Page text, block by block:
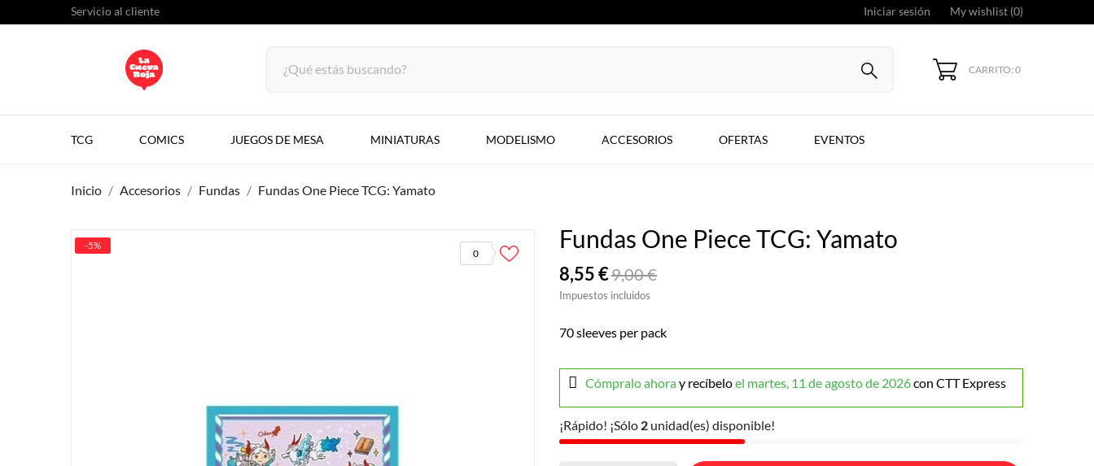
Servicio al cliente Iniciar sesión My wishlist (0)
CARRITO: 0
TCG COMICS JUEGOS DE MESA MINIATURAS MODELISMO ACCESORIOS OFERTAS EVENTOS
Inicio Accesorios Fundas Fundas One Piece TCG: Yamato
0
-5% Fundas One Piece TCG: Yamato
8,55 €9,00 €
Impuestos incluidos
70 sleeves per pack
Cómpralo ahoray recíbeloel martes, 11 de agosto de 2026con CTT Express
¡Rápido! ¡Sólo 2 unidad(es) disponible!